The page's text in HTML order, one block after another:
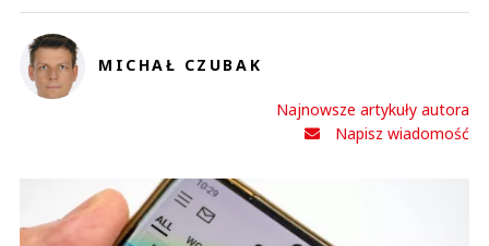
MICHAŁ CZUBAK
Najnowsze artykuły autora
Napisz wiadomość